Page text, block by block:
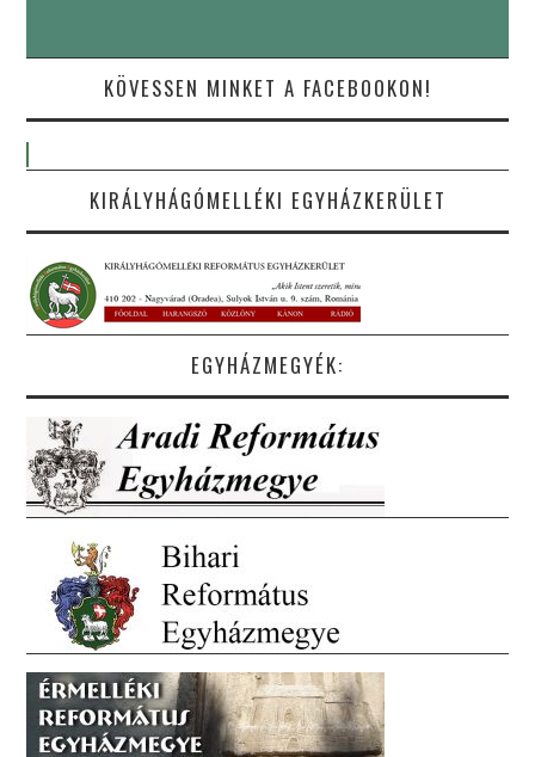
KÖVESSEN MINKET A FACEBOOKON!
KIRÁLYHÁGÓMELLÉKI EGYHÁZKERÜLET
EGYHÁZMEGYÉK: